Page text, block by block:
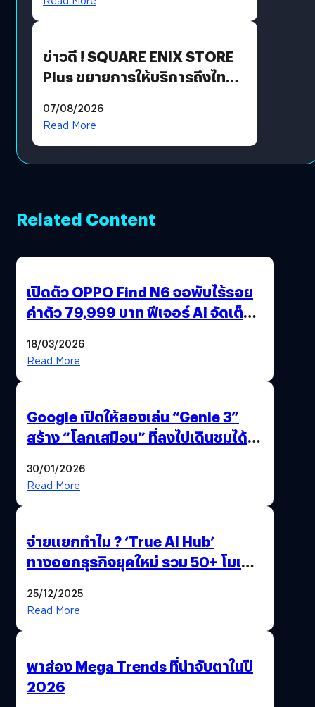
ข่าวดี ! SQUARE ENIX STORE
Plus ขยายการให้บริการถึงไทย
โดยตรง
07/08/2026
Read More
Related Content
เปิดตัว OPPO Find N6 จอพับไร้รอย
ค่าตัว 79,999 บาท ฟีเจอร์ AI จัดเต็ม
18/03/2026
Read More
Google เปิดให้ลองเล่น “Genie 3”
สร้าง “โลกเสมือน” ที่ลงไปเดินชมได้
30/01/2026
Read More
จ่ายแยกทำไม ? ‘True AI Hub’
ทางออกธุรกิจยุคใหม่ รวม 50+ โมเดล
25/12/2025
Read More
พาส่อง Mega Trends ที่น่าจับตาในปี
2026